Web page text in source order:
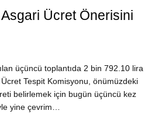
Ücret Önerisini
üçüncü toplantıda 2 bin 792.10 lira
Tespit Komisyonu, önümüzdeki
belirlemek için bugün üçüncü kez
yine çevrim…